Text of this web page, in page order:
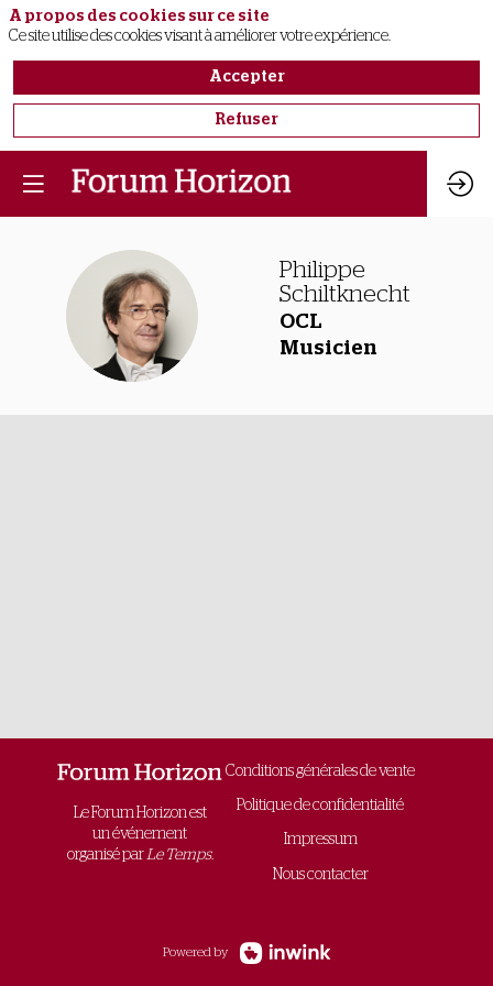
PS
Philippe
Schiltknecht
OCL
Musicien
Le Forum Horizon est
un événement
organisé parLe Temps.
Conditions générales de vente
Politique de confidentialité
Impressum
Nous contacter
Powered by
A propos des cookies sur ce site
Ce site utilise des cookies visant à améliorer votre expérience.
Accepter
Refuser